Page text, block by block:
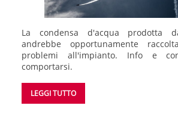
La condensa d'acqua prodotta
andrebbe opportunamente
problemi all'impianto. Info e
comportarsi.
LEGGI TUTTO